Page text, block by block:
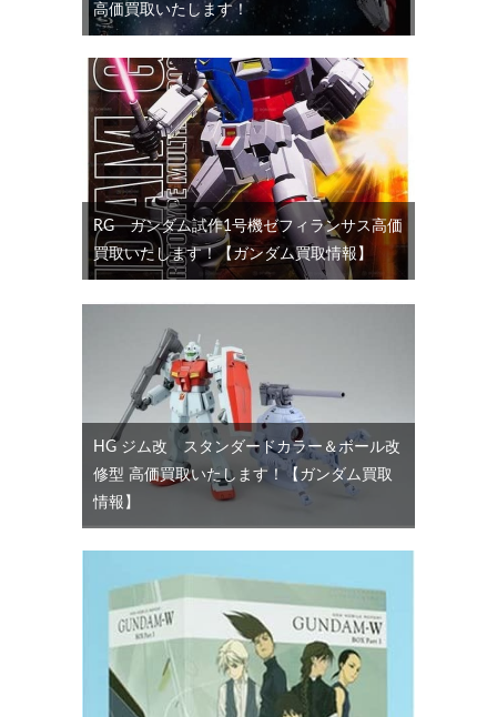
高価買取いたします！
RG ガンダム試作1号機ゼフィランサス高価
買取いたします！【ガンダム買取情報】
HG ジム改 スタンダードカラー＆ボール改
修型 高価買取いたします！【ガンダム買取
情報】